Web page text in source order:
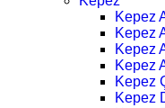
Kepez
Kepez
Kepez
Kepez
Kepez
Kepez